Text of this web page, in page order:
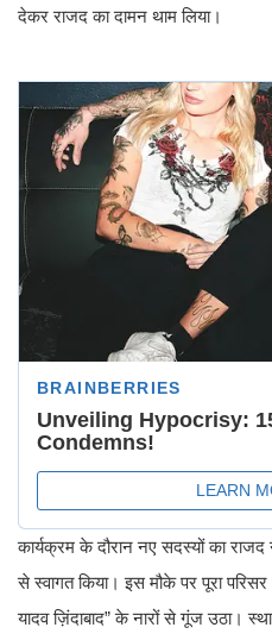
देकर राजद का दामन थाम लिया।
कार्यक्रम के दौरान नए सदस्यों का
से स्वागत किया। इस मौके पर पूरा
यादव ज़िंदाबाद” के नारों से गूंज उठा।